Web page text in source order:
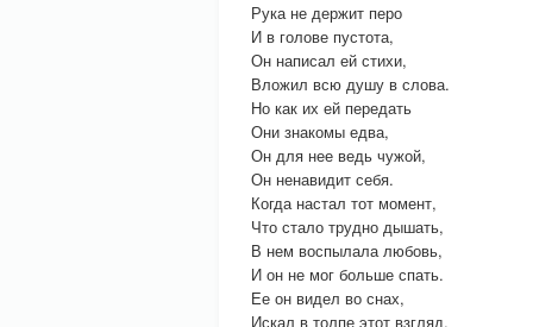
Рука не держит перо
И в голове пустота,
Он написал ей стихи,
Вложил всю душу в слова.
Но как их ей передать
Они знакомы едва,
Он для нее ведь чужой,
Он ненавидит себя.
Когда настал тот момент,
Что стало трудно дышать,
В нем воспылала любовь,
И он не мог больше спать.
Ее он видел во снах,
Искал в толпе этот взгляд,